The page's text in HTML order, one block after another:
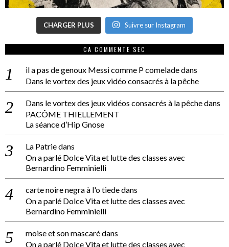
CHARGER PLUS Suivre sur Instagram
CA COMMENTE SEC
il a pas de genoux Messi comme P comeladedans
Dans le vortex des jeux vidéo consacrés à la pêche
Dans le vortex des jeux vidéos consacrés à la pêchedans
PACÔME THIELLEMENT
La séance d’Hip Gnose
La Patriedans
On a parlé Dolce Vita et lutte des classes avec
Bernardino Femminielli
carte noire negra à l'o tiededans
On a parlé Dolce Vita et lutte des classes avec
Bernardino Femminielli
moise et son mascarédans
On a parlé Dolce Vita et lutte des classes avec